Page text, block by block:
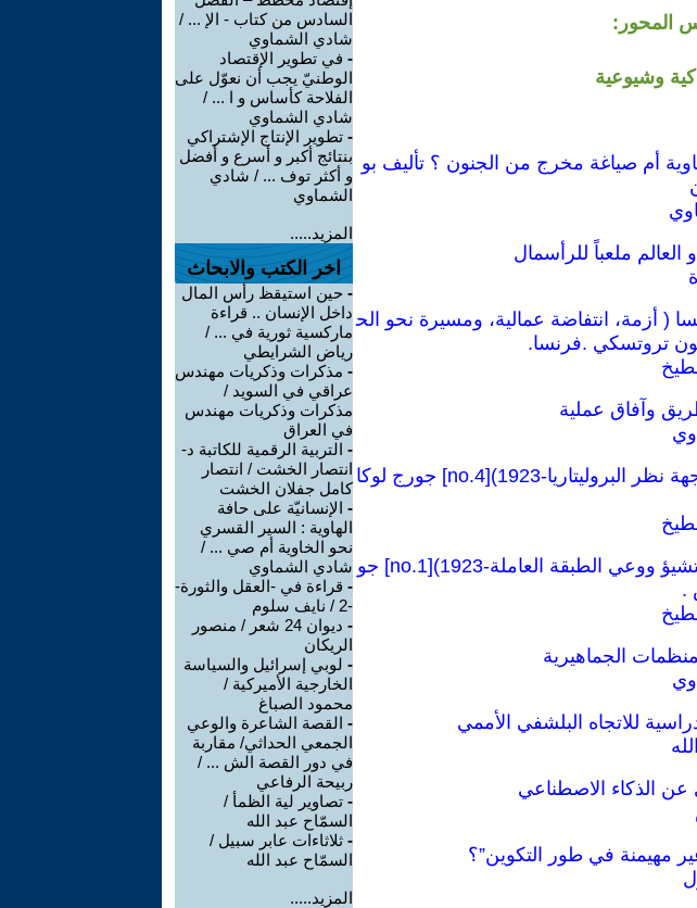
المحور:
وشيوعية
أم صياغة مخرج من الجنون ؟ تأليف بو
ملعباً للرأسمال
الجبهة الشعبية عام 1936 في فرنسا ( أزمة، انتفاضة عمالية، ومسيرة نحو الح
وآفاق عملية
كراسات شيوعية[84 Manual no]:فصل من كتاب(وجهة نظر البروليتاريا-1923)[no.4] جورج لوكا
كراسات شيوعية [81Manual no]:فصل من كتاب(التشيؤ ووعي الطبقة العاملة-1923)[no.1] جو
.
الجماهيرية
للاتجاه البلشفي الأممي
الذكاء الاصطناعي
مهيمنة في طور التكوين”؟
السادس من كتاب - الإ ... /
شادي الشماوي
- في تطوير الإقتصاد
الوطنيّ يجب أن نعوّل على
الفلاحة كأساس و ا ... /
شادي الشماوي
- تطوير الإنتاج الإشتراكي
بنتائج أكبر و أسرع و أفضل
و أكثر توف ... / شادي
الشماوي
المزيد.....
اخر الكتب والابحاث
- حين استيقظ رأس المال
داخل الإنسان .. قراءة
ماركسية ثورية في ... /
رياض الشرايطي
- مذكرات وذكريات مهندس
عراقي في السويد /
مذكرات وذكريات مهندس
في العراق
- التربية الرقمية للكاتبة د-
انتصار الخشت / انتصار
كامل جفلان الخشت
- الإنسانيّة على حافة
الهاوية : السير القسري
نحو الخاوية أم صي ... /
شادي الشماوي
- قراءة في -العقل والثورة-
-2 / نايف سلوم
-
ديوان 24 شعر / منصور
الريكان
- لوبي إسرائيل والسياسة
الخارجية الأميركية /
محمود الصباغ
- القصة الشاعرة والوعي
الجمعي الحداثي/ مقاربة
في دور القصة الش ... /
ربيحة الرفاعي
- تصاوير لية الظمأ /
السمّاح عبد الله
- ثلاثاءات عابر سبيل /
السمّاح عبد الله
المزيد.....